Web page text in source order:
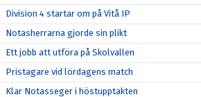
Division 4 startar om på Vitå IP
Notasherrarna gjorde sin plikt
Ett jobb att utföra på Skolvallen
Pristagare vid lördagens match
Klar Notasseger i höstupptakten